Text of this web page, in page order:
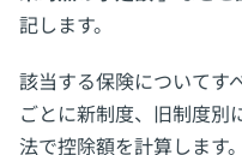
記します。
該当する保険についてす
ごとに新制度、旧制度別
法で控除額を計算します